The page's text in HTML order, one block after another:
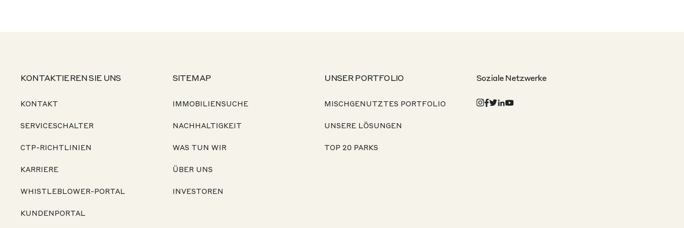
KONTAKTIEREN SIE UNS
KONTAKT
SERVICESCHALTER
CTP-RICHTLINIEN
KARRIERE
WHISTLEBLOWER-PORTAL
KUNDENPORTAL
SITEMAP
IMMOBILIENSUCHE
NACHHALTIGKEIT
WAS TUN WIR
ÜBER UNS
INVESTOREN
UNSER PORTFOLIO
MISCHGENUTZTES PORTFOLIO
UNSERE LÖSUNGEN
TOP 20 PARKS
Soziale Netzwerke